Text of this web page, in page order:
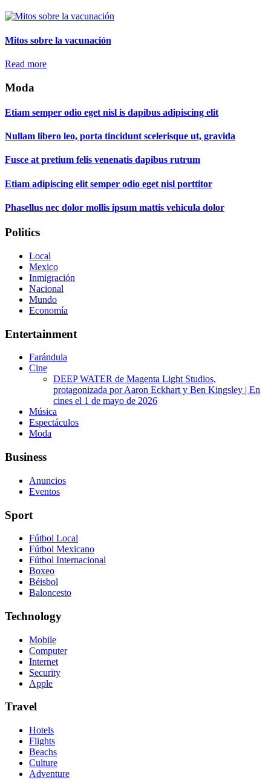
Mitos sobre la vacunación
Read more
Moda
Etiam semper odio eget nisl is dapibus adipiscing elit
Nullam libero leo, porta tincidunt scelerisque ut, gravida
Fusce at pretium felis venenatis dapibus rutrum
Etiam adipiscing elit semper odio eget nisl porttitor
Phasellus nec dolor mollis ipsum mattis vehicula dolor
Politics
Local
Mexico
Inmigración
Nacional
Mundo
Economía
Entertainment
Farándula
Cine
DEEP WATER de Magenta Light Studios,
protagonizada por Aaron Eckhart y Ben Kingsley | En
cines el 1 de mayo de 2026
Música
Espectáculos
Moda
Business
Anuncios
Eventos
Sport
Fútbol Local
Fútbol Mexicano
Fútbol Internacional
Boxeo
Béisbol
Baloncesto
Technology
Mobile
Computer
Internet
Security
Apple
Travel
Hotels
Flights
Beachs
Culture
Adventure